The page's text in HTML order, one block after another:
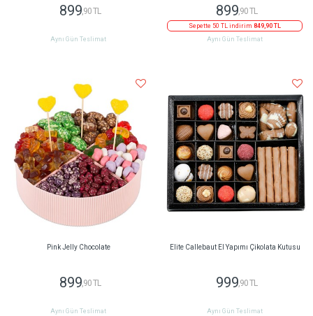
899,90 TL
Aynı Gün Teslimat
899,90 TL
Sepette 50 TL indirim 849,90 TL
Aynı Gün Teslimat
Pink Jelly Chocolate
899,90 TL
Aynı Gün Teslimat
Elite Callebaut El Yapımı Çikolata Kutusu
999,90 TL
Aynı Gün Teslimat